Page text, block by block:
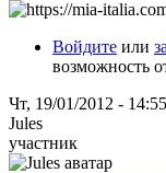
Войдите или
возможность
Чт, 19/01/2012 - 14:55
Jules
участник